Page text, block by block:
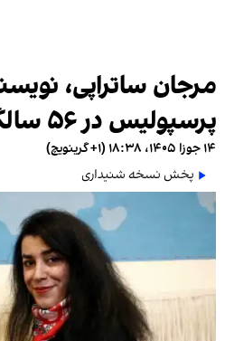
مرجان ساتراپی،
پرسپولیس در ۵۶ سالگی درگذشت
۱۴ جوزا ۱۴۰۵، ۱۸:۳۸ (‎+۱ گرینویچ)
پخش نسخه شنیداری